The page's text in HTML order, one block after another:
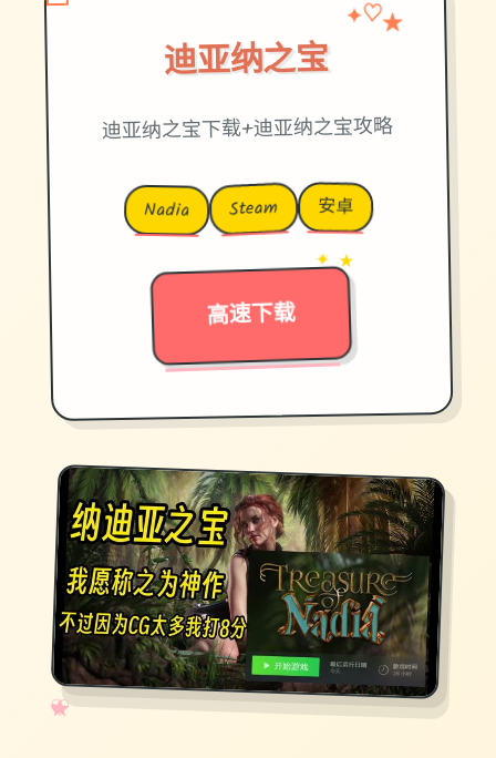
迪亚纳之宝
✦♡★
迪亚纳之宝下载+迪亚纳之宝攻略
Nadia Steam 安卓
高速下载
→
✦ ★
✧
♡
★
♥